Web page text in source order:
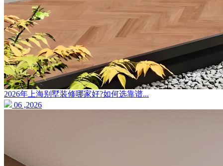
2026年上海别墅装修哪家好?如何选靠谱...
06 ,2026